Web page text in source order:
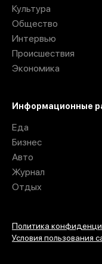
Культура
Общество
Интервью
Происшествия
Экономика
Информационные
Еда
Бизнес
Авто
Журнал
Отдых
Политика
Условия пользования